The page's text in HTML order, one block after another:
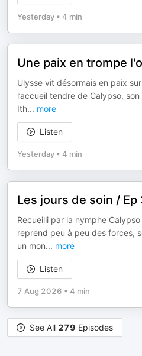
Yesterday • 4 min
Une paix en trompe
Ulysse vit désormais en paix
l’accueil tendre de Calypso,
Ith... more
Listen
Yesterday • 4 min
Les jours de soin / Ep
Recueilli par la nymphe Calypso
reprend peu à peu des forces,
un mon... more
Listen
7 Aug 2026 • 4 min
See All 279 Episodes